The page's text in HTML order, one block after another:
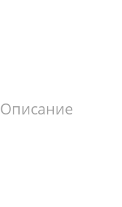
Описание